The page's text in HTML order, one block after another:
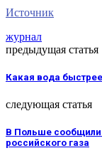
Источник
журнал
предыдущая статья
Какая вода
следующая статья
В Польше сообщили
российского газа